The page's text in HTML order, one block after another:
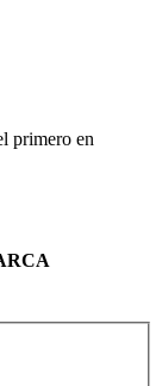
primero en